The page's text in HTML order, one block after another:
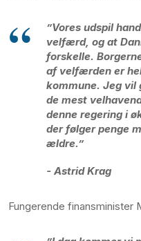
”Vores udspil
velfærd, og at
forskelle.
af velfærden er
kommune. Jeg vil
de mest
denne regering i
der følger penge
ældre.”
- Astrid Krag
Fungerende finansminister